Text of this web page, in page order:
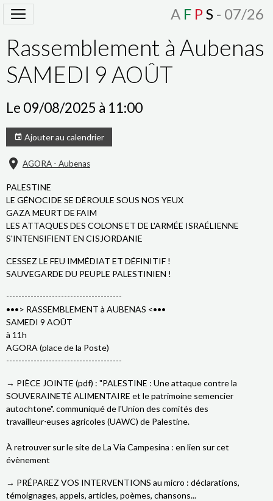
A F PS - 07/26
Rassemblement à Aubenas
SAMEDI 9 AOÛT
Le 09/08/2025 à 11:00
Ajouter au calendrier
AGORA - Aubenas
PALESTINE
LE GÉNOCIDE SE DÉROULE SOUS NOS YEUX
GAZA MEURT DE FAIM
LES ATTAQUES DES COLONS ET DE L'ARMÉE ISRAÉLIENNE
S'INTENSIFIENT EN CISJORDANIE
CESSEZ LE FEU IMMÉDIAT ET DÉFINITIF !
SAUVEGARDE DU PEUPLE PALESTINIEN !
--------------------------------------
•••> RASSEMBLEMENT à AUBENAS <•••
SAMEDI 9 AOÛT
à 11h
AGORA (place de la Poste)
--------------------------------------
→ PIÈCE JOINTE (pdf) : "PALESTINE : Une attaque contre la
SOUVERAINETÉ ALIMENTAIRE et le patrimoine semencier
autochtone". communiqué de l'Union des comités des
travailleur⋅euses agricoles (UAWC) de Palestine.
À retrouver sur le site de La Via Campesina : en lien sur cet
évènement
→ PRÉPAREZ VOS INTERVENTIONS au micro : déclarations,
témoignages, appels, articles, poèmes, chansons...